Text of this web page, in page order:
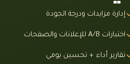
إدارة مزايدات ودرجة الجودة
اختبارات A/B للإعلانات والصفحات
تقارير أداء + تحسين يومي